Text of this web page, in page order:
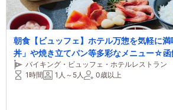
朝食【ビュッフェ】ホテル万惣を気軽に
丼」や焼き立てパン等多彩なメニュー☆
分！0～2歳無料！ファミリー、友達、カッ
バイキング・ビュッフェ・ホテルレストラン
1時間
1人～5人 0歳以上